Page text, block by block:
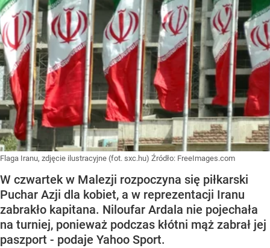
Flaga Iranu, zdjęcie ilustracyjne (fot. sxc.hu) Źródło: FreeImages.com
W czwartek w Malezji rozpoczyna się piłkarski
Puchar Azji dla kobiet, a w reprezentacji Iranu
zabrakło kapitana. Niloufar Ardala nie pojechała
na turniej, ponieważ podczas kłótni mąż zabrał jej
paszport - podaje Yahoo Sport.